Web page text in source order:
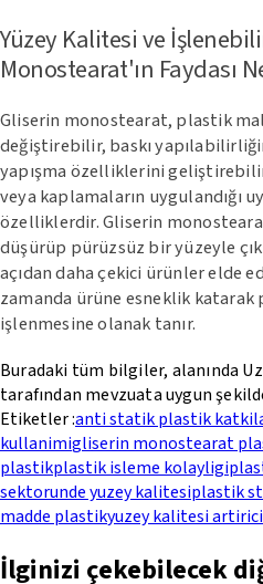
Yüzey Kalitesi ve
Monostearat'ın Faydası
Gliserin monostearat, plastik
değiştirebilir, baskı
yapışma özelliklerini
veya kaplamaların uygulandığı
özelliklerdir. Gliserin
düşürüp pürüzsüz bir yüzeyle
açıdan daha çekici ürünler elde
zamanda ürüne esneklik
işlenmesine olanak tanır.
Buradaki tüm bilgiler, alanında
tarafından mevzuata uygun
Etiketler :anti statik plastik
kullanimigliserin monostearat
plastikplastik isleme kolayligi
sektorunde yuzey kalitesiplastik
madde plastikyuzey kalitesi artirici
İlginizi çekebilecek